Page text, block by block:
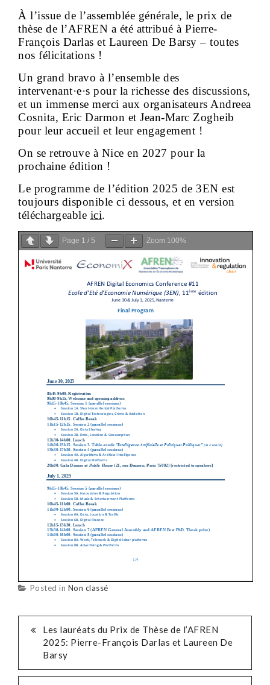
À l’issue de l’assemblée générale, le prix de
thèse de l’AFREN a été attribué à Pierre-
François Darlas et Laureen De Barsy – toutes
nos félicitations !
Un grand bravo à l’ensemble des
intervenant·e·s pour la richesse des discussions,
et un immense merci aux organisateurs Andreea
Cosnita, Eric Darmon et Jean-Marc Zogheib
pour leur accueil et leur engagement !
On se retrouve à Nice en 2027 pour la
prochaine édition !
Le programme de l’édition 2025 de 3EN est
toujours disponible ci dessous, et en version
téléchargeable ici.
Page 1 / 5 Zoom 100%
Posted in Non classé
POST
NAVIGATION
Les lauréats du Prix de Thèse de l’AFREN
2025: Pierre-François Darlas et Laureen De
Barsy